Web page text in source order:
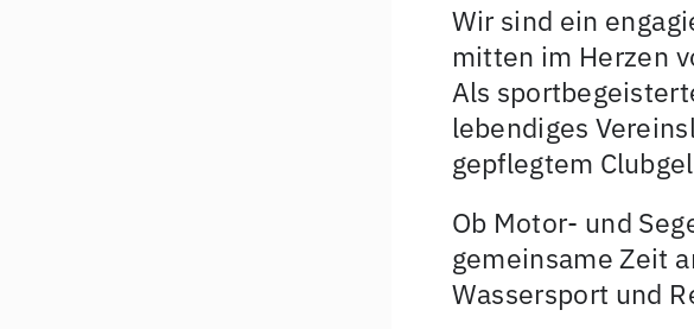
Wir sind ein
mitten im Herzen
Als
lebendiges
gepflegtem
Ob Motor- und
gemeinsame Zeit
Wassersport und